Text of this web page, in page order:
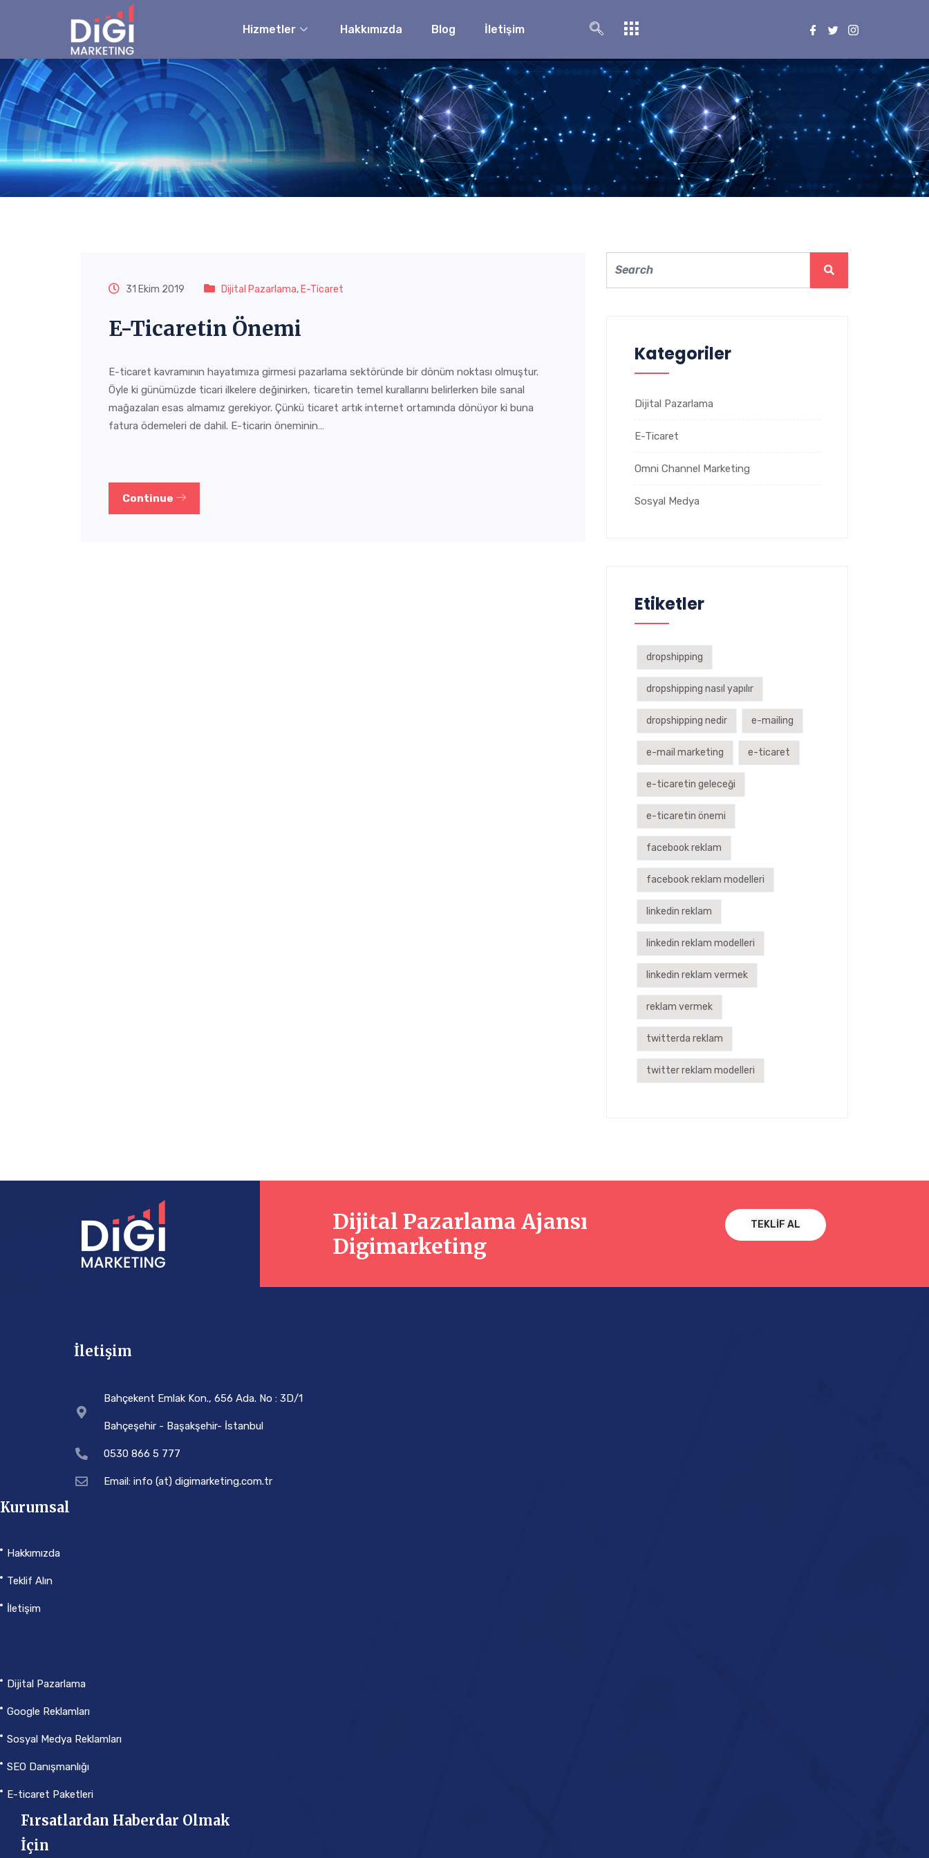
Hizmetler Hakkımızda Blog İletişim
Etiket:E-Ticaret
31 Ekim 2019 Dijital Pazarlama, E-Ticaret
E-Ticaretin Önemi
E-ticaret kavramının hayatımıza girmesi pazarlama sektöründe bir dönüm noktası olmuştur.
Öyle ki günümüzde ticari ilkelere değinirken, ticaretin temel kurallarını belirlerken bile sanal
mağazaları esas almamız gerekiyor. Çünkü ticaret artık internet ortamında dönüyor ki buna
fatura ödemeleri de dahil. E-ticarin öneminin…
Continue
Kategoriler
Dijital Pazarlama
E-Ticaret
Omni Channel Marketing
Sosyal Medya
Etiketler
dropshipping
dropshipping nasıl yapılır
dropshipping nedir e-mailing
e-mail marketing e-ticaret
e-ticaretin geleceği
e-ticaretin önemi
facebook reklam
facebook reklam modelleri
linkedin reklam
linkedin reklam modelleri
linkedin reklam vermek
reklam vermek
twitterda reklam
twitter reklam modelleri
TEKLIF AL
Dijital Pazarlama Ajansı
Digimarketing
İletişim
Bahçekent Emlak Kon., 656 Ada. No : 3D/1
Bahçeşehir - Başakşehir- İstanbul
0530 866 5 777
Email: info (at) digimarketing.com.tr
Kurumsal
Hakkımızda
Teklif Alın
İletişim
Dijital Pazarlama
Google Reklamları
Sosyal Medya Reklamları
SEO Danışmanlığı
E-ticaret Paketleri
Fırsatlardan Haberdar Olmak
İçin